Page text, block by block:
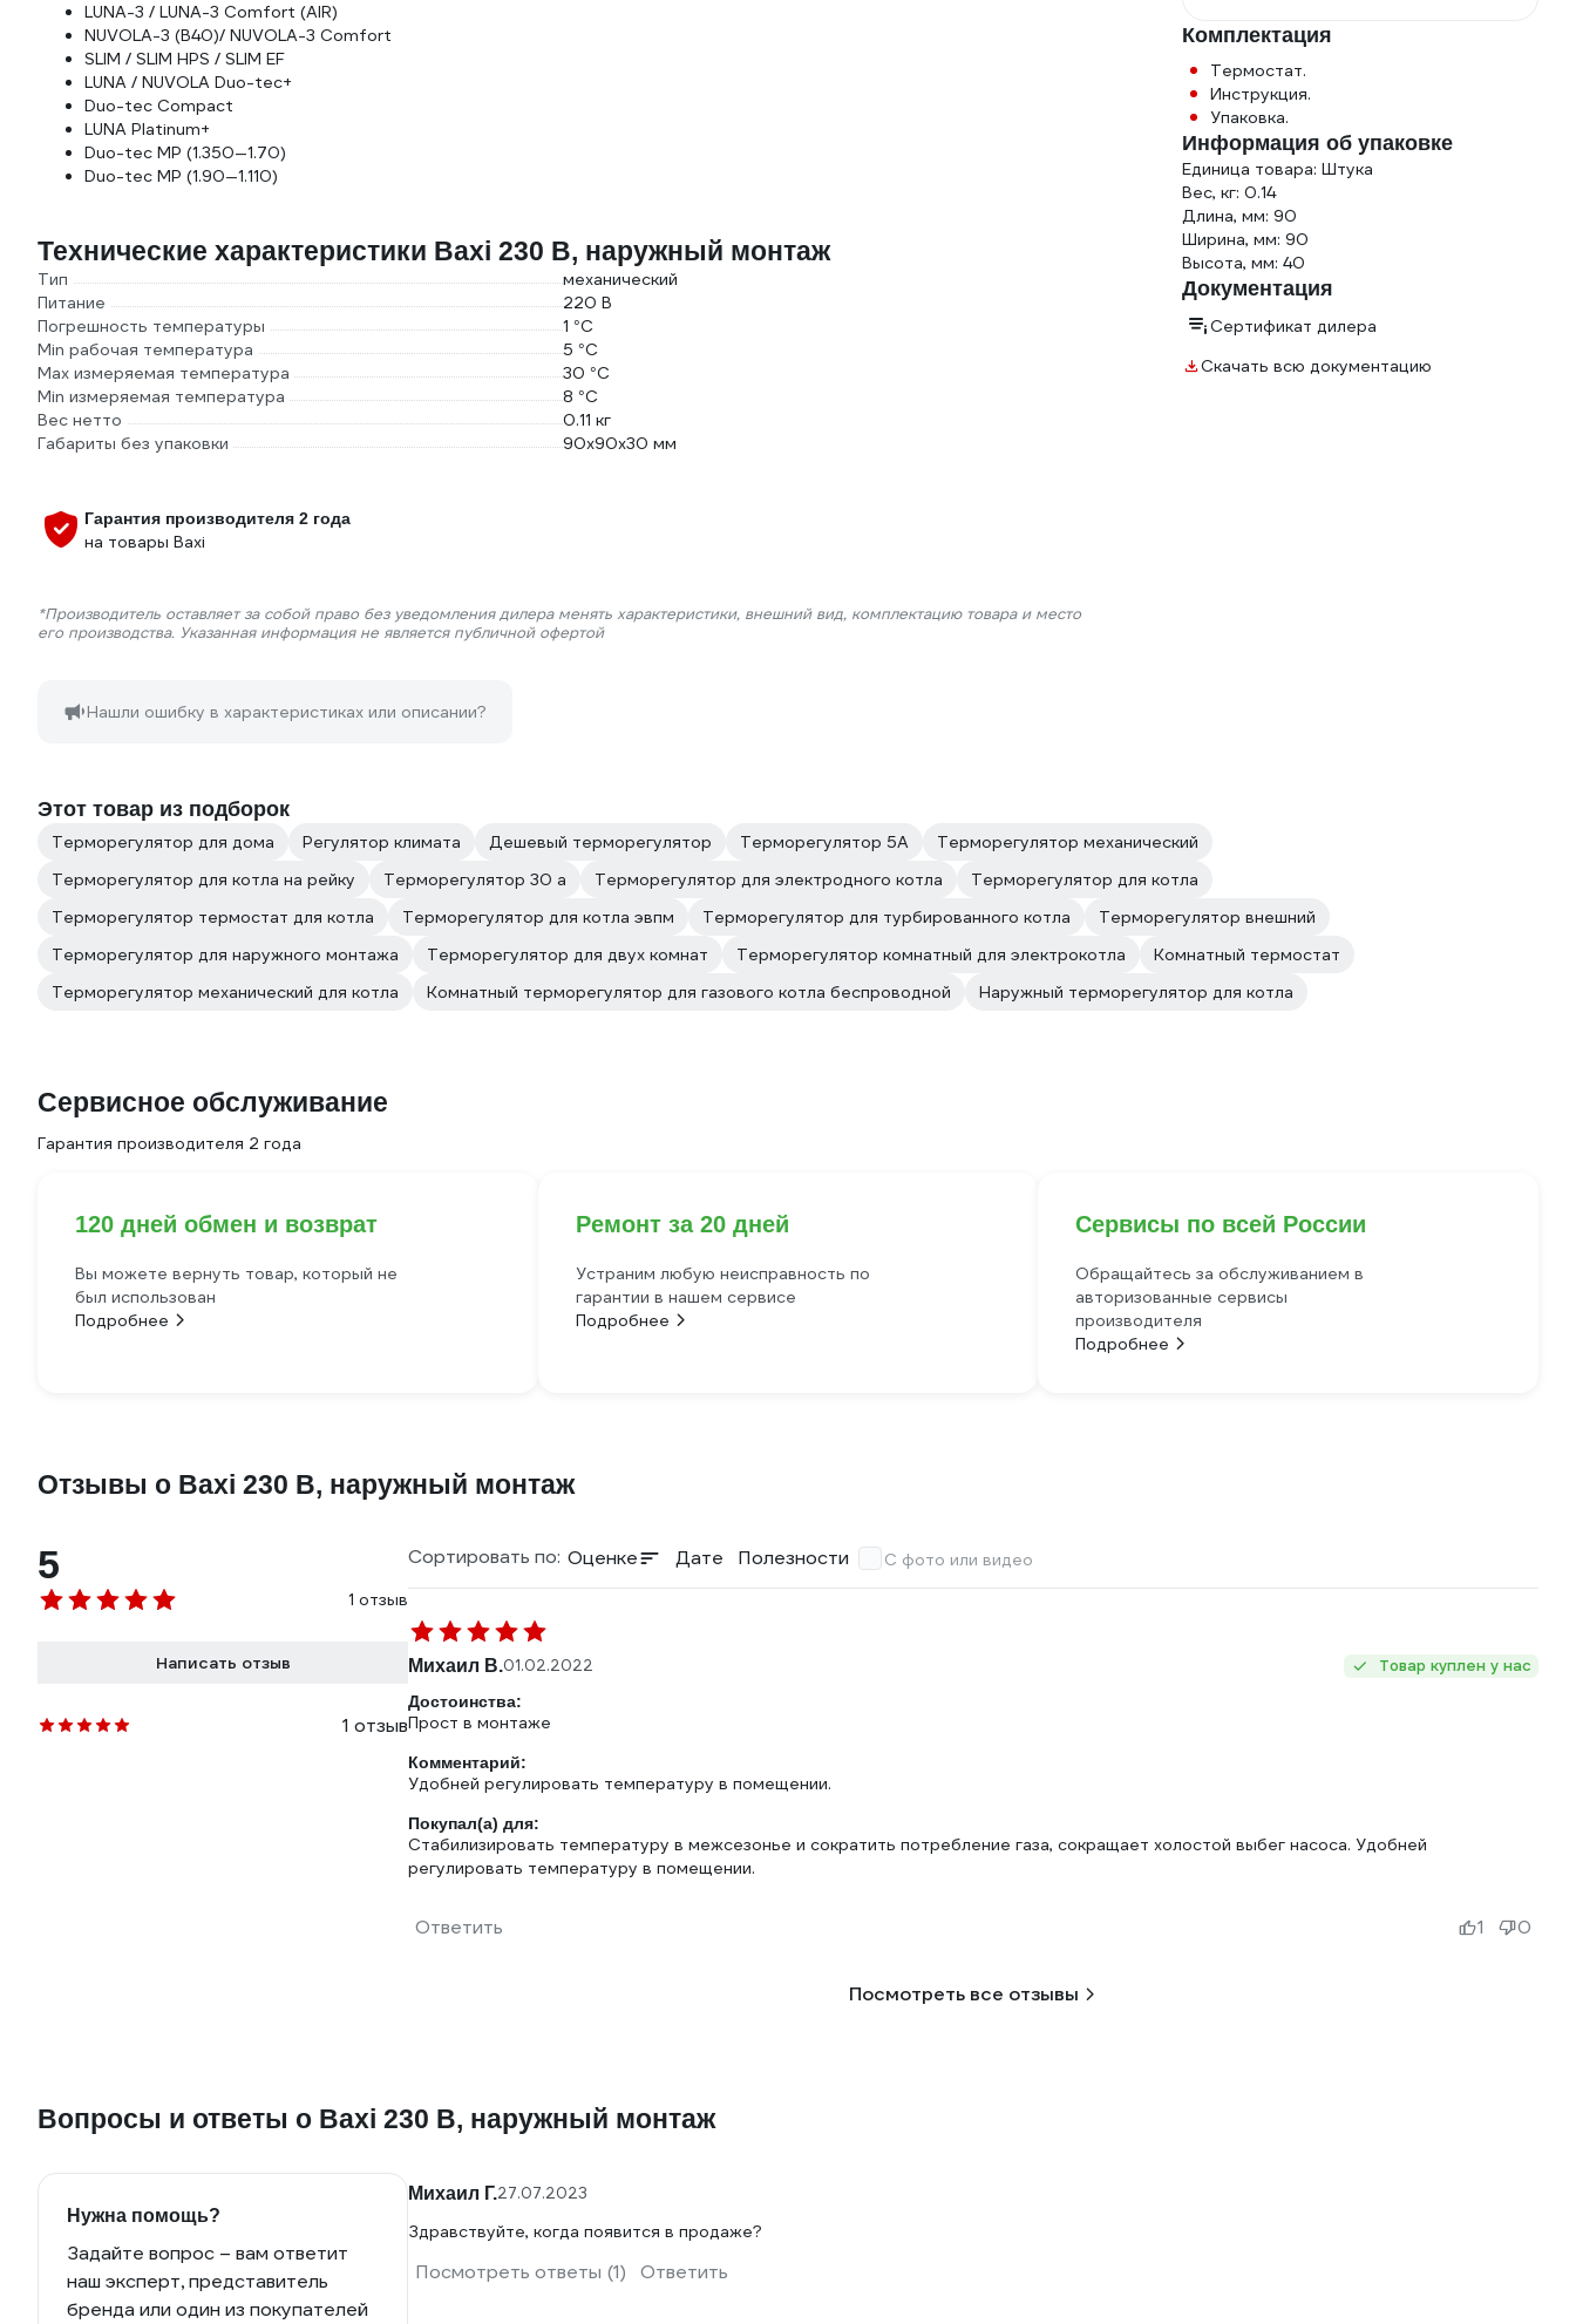
LUNA-3 / LUNA-3 Comfort (AIR)
NUVOLA-3 (B40)/ NUVOLA-3 Comfort
SLIM / SLIM HPS / SLIM EF
LUNA / NUVOLA Duo-tec+
Duo-tec Compact
LUNA Platinum+
Duo-tec MP (1.350—1.70)
Duo-tec MP (1.90—1.110)
Технические характеристики Baxi 230 В, наружный монтаж
Тип
механический
Питание
220 В
Погрешность температуры
1 °С
Min рабочая температура
5 °С
Max измеряемая температура
30 °С
Min измеряемая температура
8 °С
Вес нетто
0.11 кг
Габариты без упаковки
90х90х30 мм
Гарантия производителя 2 года
на товары Baxi
*Производитель оставляет за собой право без уведомления дилера менять характеристики, внешний вид, комплектацию товара и место
его производства. Указанная информация не является публичной офертой
Нашли ошибку в характеристиках или описании?
Комплектация
Термостат.
Инструкция.
Упаковка.
Информация об упаковке
Единица товара: Штука
Вес, кг: 0.14
Длина, мм: 90
Ширина, мм: 90
Высота, мм: 40
Документация
Сертификат дилера
Скачать всю документацию
Этот товар из подборок
Терморегулятор для дома Регулятор климата Дешевый терморегулятор Терморегулятор 5А
Терморегулятор механический
Терморегулятор для котла на рейку
Терморегулятор 30 а Терморегулятор для электродного котла
Терморегулятор для котла
Терморегулятор термостат для котла
Терморегулятор для котла эвпм Терморегулятор для турбированного котла
Терморегулятор внешний
Терморегулятор для наружного монтажа
Терморегулятор для двух комнат Терморегулятор комнатный для электрокотла
Комнатный термостат
Терморегулятор механический для котла
Комнатный терморегулятор для газового котла беспроводной Наружный терморегулятор для котла
Сервисное обслуживание
Гарантия производителя 2 года
120 дней обмен и возврат
Вы можете вернуть товар, который не
был использован
Подробнее
Ремонт за 20 дней
Устраним любую неисправность по
гарантии в нашем сервисе
Подробнее
Сервисы по всей России
Обращайтесь за обслуживанием в
авторизованные сервисы
производителя
Подробнее
Отзывы о Baxi 230 В, наружный монтаж
5
1 отзыв
Написать отзыв
1 отзыв
Сортировать по: Оценке Дате Полезности С фото или видео
Михаил В.01.02.2022 Товар куплен у нас
Достоинства:
Прост в монтаже
Комментарий:
Удобней регулировать температуру в помещении.
Покупал(а) для:
Стабилизировать температуру в межсезонье и сократить потребление газа, сокращает холостой выбег насоса. Удобней
регулировать температуру в помещении.
Ответить 1 0
Посмотреть все отзывы
Вопросы и ответы о Baxi 230 В, наружный монтаж
Нужна помощь?
Задайте вопрос – вам ответит
наш эксперт, представитель
бренда или один из покупателей
Михаил Г.27.07.2023
Здравствуйте, когда появится в продаже?
Посмотреть ответы (1) Ответить